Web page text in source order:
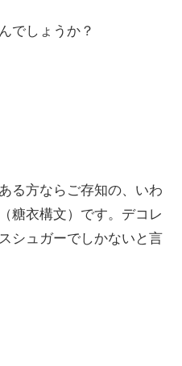
でしょうか？
る方ならご存知の、いわ
糖衣構文）です。デコレ
シュガーでしかないと言